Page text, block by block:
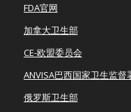
FDA官网
加拿大卫生部
CE-欧盟委员会
ANVISA巴西国家卫生监督
俄罗斯卫生部